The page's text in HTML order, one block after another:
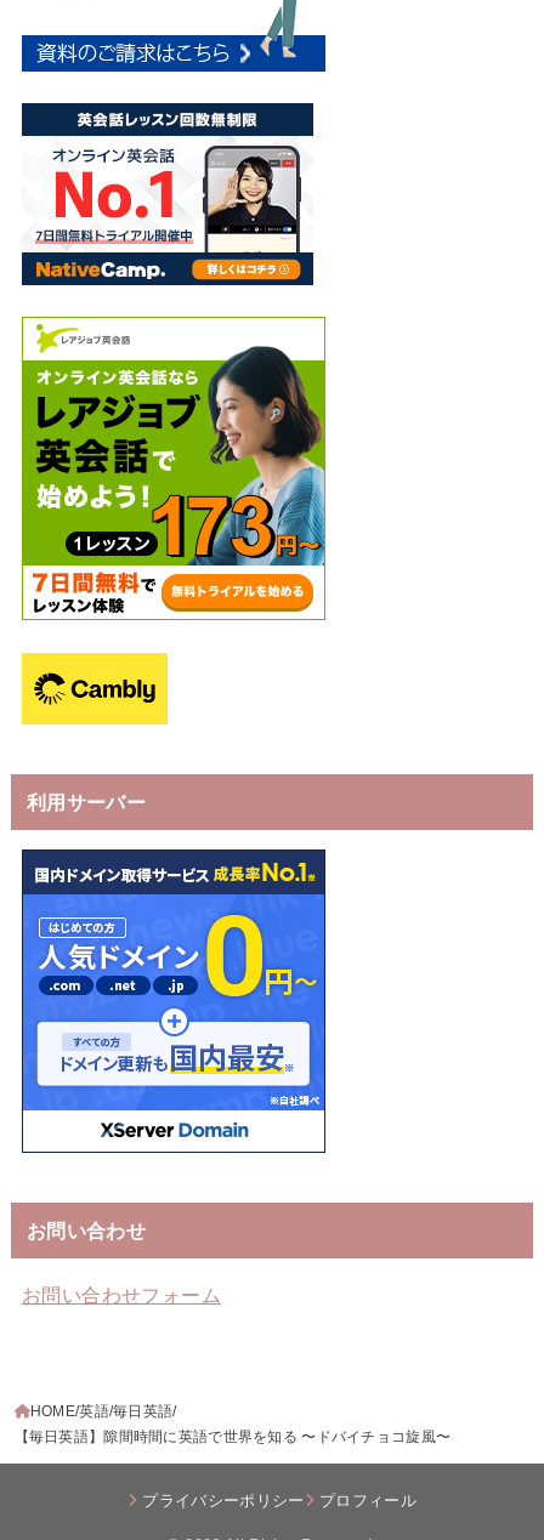
利用サーバー
お問い合わせ
お問い合わせフォーム
HOME 英語 毎日英語
【毎日英語】隙間時間に英語で世界を知る 〜ドバイチョコ旋風〜
プライバシーポリシー プロフィール